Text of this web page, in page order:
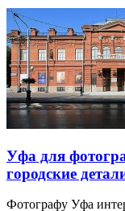
Уфа для
городские
Фотографу Уфа